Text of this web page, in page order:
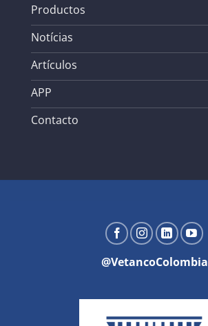
Productos
Notícias
Artículos
APP
Contacto
@VetancoColombia